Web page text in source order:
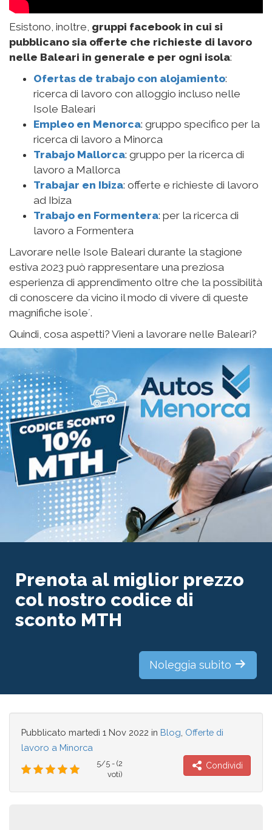
Trabajar Baleares: un sito specifico per la
ricerca di lavoro nelle Isole Baleari.
Indeed: un portale per la ricerca di lavoro in
tutta Spagna.
Infojobs : uno dei siti di recruiting più importanti
a livello mondiale.
Trovit: portale web che raggruppa le offerte
di lavoro di altre pagine.
Infoempleo: web specializzata nella ricerca
di lavoro in tutta Spagna.
Inoltre, ti consigliamo di
nella pagina web o reti sociali degli hotel,
ristoranti o locali
specifica per le offerte di lavoro attive.
Esistono, inoltre,gruppi facebook in cui si
pubblicano sia offerte che richieste di lavoro
nelle Baleari in generale e per ogni isola
Ofertas de trabajo con alojamiento
ricerca di lavoro con alloggio incluso nelle
Isole Baleari
Empleo en Menorca
: gruppo specifico per la
ricerca di lavoro a Minorca
Trabajo Mallorca : gruppo per la ricerca di
lavoro a Mallorca
Trabajo en Formentera: per la ricerca di
lavoro a Formentera
Lavorare nelle Isole Baleari durante la stagione
di conoscere da vicino il modo di vivere di queste